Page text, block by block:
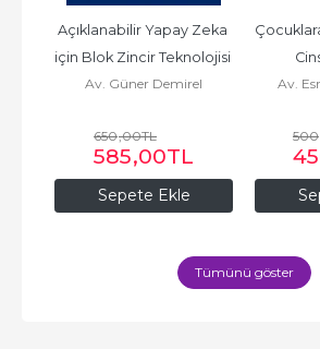
Sepete Ekle
Açıklanabilir Yapay Zeka
için Blok Zincir Teknolojisi
ve Yasal Zorluklar
Av. Güner Demirel
650,00TL
585,00TL
Av.
500
Tümünü göster